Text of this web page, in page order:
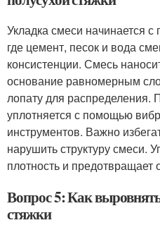
Укладка смеси начинается с
где цемент, песок и вода
консистенции. Смесь
основание равномерным
лопату для распределения.
уплотняется с помощью
инструментов. Важно
нарушить структуру смеси.
плотность и предотвращает
Вопрос 5: Как
стяжки